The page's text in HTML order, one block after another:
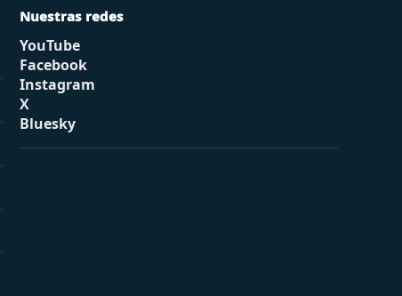
Nuestras redes
YouTube
Facebook
Instagram
X
Bluesky